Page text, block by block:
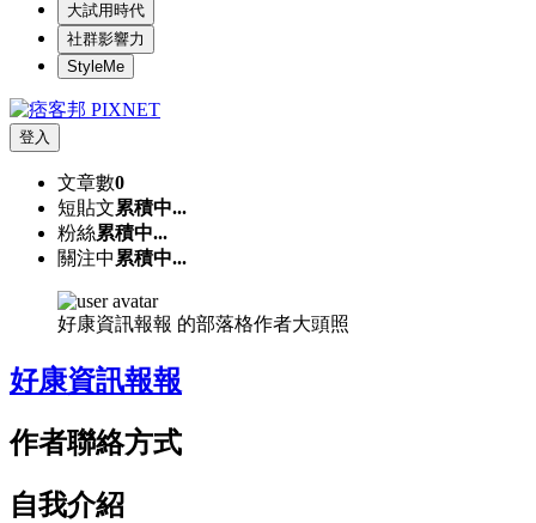
大試用時代
社群影響力
StyleMe
登入
文章數0
短貼文累積中...
粉絲累積中...
關注中 累積中...
好康資訊報報 的部落格作者大頭照
好康資訊報報
作者聯絡方式
自我介紹